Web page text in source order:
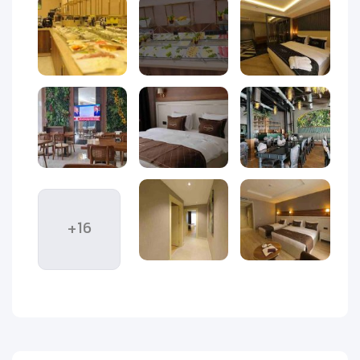
طراحی امروزی و موقعیت مناسب، شرایطی فراهم می‌کند تا
مهمانان هم به بازارها و خیابان‌های اصلی دسترسی خوبی داشته
باشند، هم بعد از یک روز خرید و گشت‌وگذار، در محیطی آرام
استراحت کنند.
اگر هدف شما از سفر به وان، خرید، پیاده‌روی در مرکز شهر، بازدید
از جاذبه‌های معروف یا اقامت خانوادگی است، هتل روکیا داون‌تاون
می‌تواند انتخابی کاربردی باشد. موقعیت شهری هتل به مسافران
کمک می‌کند زمان کمتری در مسیر بمانند و برنامه سفر خود را
راحت‌تر مدیریت کنند. این ویژگی برای کسانی که سفر کوتاه‌مدت
دارند یا می‌خواهند از زمان اقامت خود بیشترین استفاده را ببرند،
اهمیت زیادی دارد.
اتاق‌های هتل روکیا داون‌تاون وان با چیدمانی شیک، ساده و
+16